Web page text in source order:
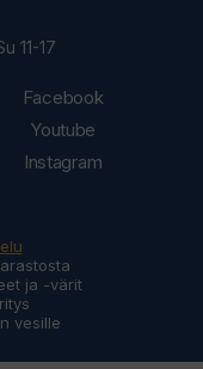
11-17
Facebook
Youtube
Instagram
ja -värit
vesille